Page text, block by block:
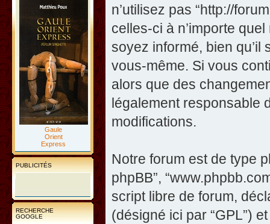
Gaule
Orient
Express
PUBLICITÉS
RECHERCHE
GOOGLE
n’utilisez pas “http://
celles-ci à n’importe
soyez informé, bien
vous-même. Si vous
alors que des
légalement responsable
modifications.
Notre forum est de type
phpBB”,
script libre de forum,
(désigné ici par “GPL”)